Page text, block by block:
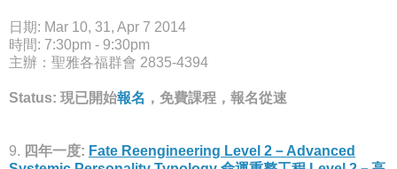
日期: Mar 10, 31, Apr 7 2014
時間: 7:30pm - 9:30pm
主辦：聖雅各福群會 2835-4394
Status: 現已開始報名 ，免費課程，報名從速
9. 四年一度: Fate Reengineering Level 2－Advanced